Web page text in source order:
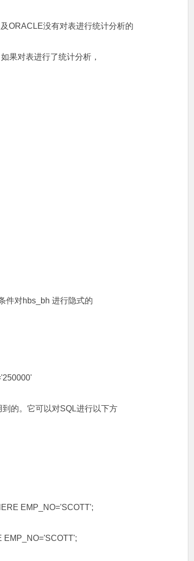
ORACLE没有对表进行统计分析的
果对表进行了统计分析，
件对hbs_bh 进行隐式的
的。它可以对SQL进行以下方
EMP_NO='SCOTT';
EMP_NO='SCOTT';